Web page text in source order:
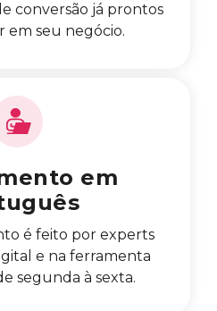
conversão já prontos
em seu negócio.
em
é feito por experts
e na ferramenta
segunda à sexta.